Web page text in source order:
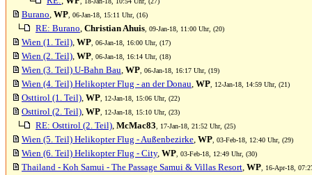
Burano, WP , 06-Jan-18, 15:11 Uhr, (16)
RE: Burano, Christian Ahuis , 09-Jan-18, 11:00 Uhr, (20)
Wien (1. Teil), WP , 06-Jan-18, 16:00 Uhr, (17)
Wien (2. Teil), WP , 06-Jan-18, 16:14 Uhr, (18)
Wien (3. Teil) U-Bahn Bau, WP , 06-Jan-18, 16:17 Uhr, (19)
Wien (4. Teil) Helikopter Flug - an der Donau, WP , 12-Jan-18, 14:59 Uhr, (21)
Osttirol (1. Teil), WP , 12-Jan-18, 15:06 Uhr, (22)
Osttirol (2. Teil), WP , 12-Jan-18, 15:10 Uhr, (23)
RE: Osttirol (2. Teil), McMac83 , 17-Jan-18, 21:52 Uhr, (25)
Wien (5. Teil) Helikopter Flug - Außenbezirke, WP , 03-Feb-18, 12:40 Uhr, (29)
Wien (6. Teil) Helikopter Flug - City, WP , 03-Feb-18, 12:49 Uhr, (30)
Thailand - Koh Samui - The Passage Samui & Villas Resort, WP , 16-Apr-18,